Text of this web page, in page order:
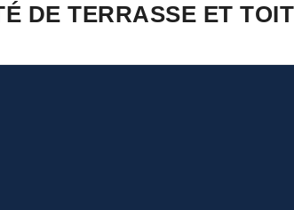
DE TERRASSE ET